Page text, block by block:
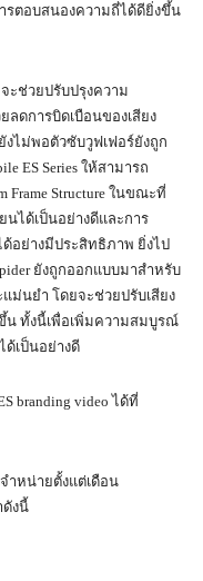
รตอบสนองความถี่ได้ดียิ่งขึ้น
จะช่วยปรับปรุงความ
ดการบิดเบือนของเสียง
งไม่พอตัวซับวูฟเฟอร์ยังถูก
ES Series ให้สามารถ
Frame Structure ในขณะที่
นได้เป็นอย่างดีและการ
อย่างมีประสิทธิภาพ ยิ่งไป
ยังถูกออกแบบมาสำหรับ
ม่นยำ โดยจะช่วยปรับเสียง
น ทั้งนี้เพื่อเพิ่มความสมบูรณ์
เป็นอย่างดี
branding video ได้ที่
ำหน่ายตั้งแต่เดือน
ดังนี้